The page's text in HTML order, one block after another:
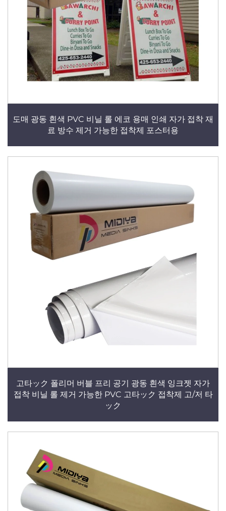
도매 광동 흰색 PVC 비닐 롤 에코 용매 인쇄 자가 접착 재
료 방수 제거 가능한 접착제 포스터용
고타ック 폴리머 버블 프리 공기 광동 흰색 잉크젯 자가
접착 비닐 롤 제거 가능한 PVC 고타ック 접착제 고/저 타
ック